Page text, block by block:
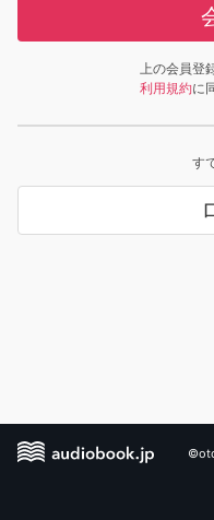
上の会員登
利用規約に
す